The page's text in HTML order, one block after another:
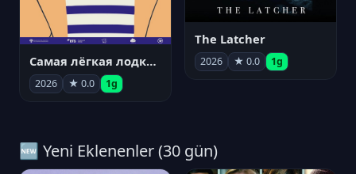
Самая лёгкая лодка в мире
2026 ★ 0.0 1g
The Latcher
2026 ★ 0.0 1g
🆕 Yeni Eklenenler (30 gün)